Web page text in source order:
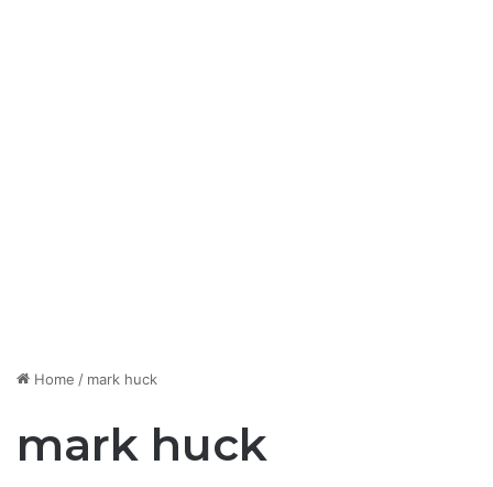
Home / mark huck
mark huck